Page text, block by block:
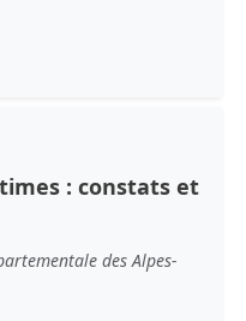
: constats et
des Alpes-